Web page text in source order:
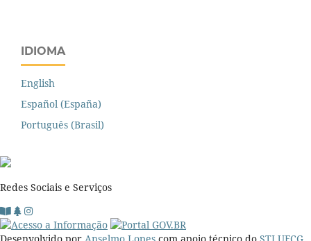
IDIOMA
English
Español (España)
Português (Brasil)
Redes Sociais e Serviços